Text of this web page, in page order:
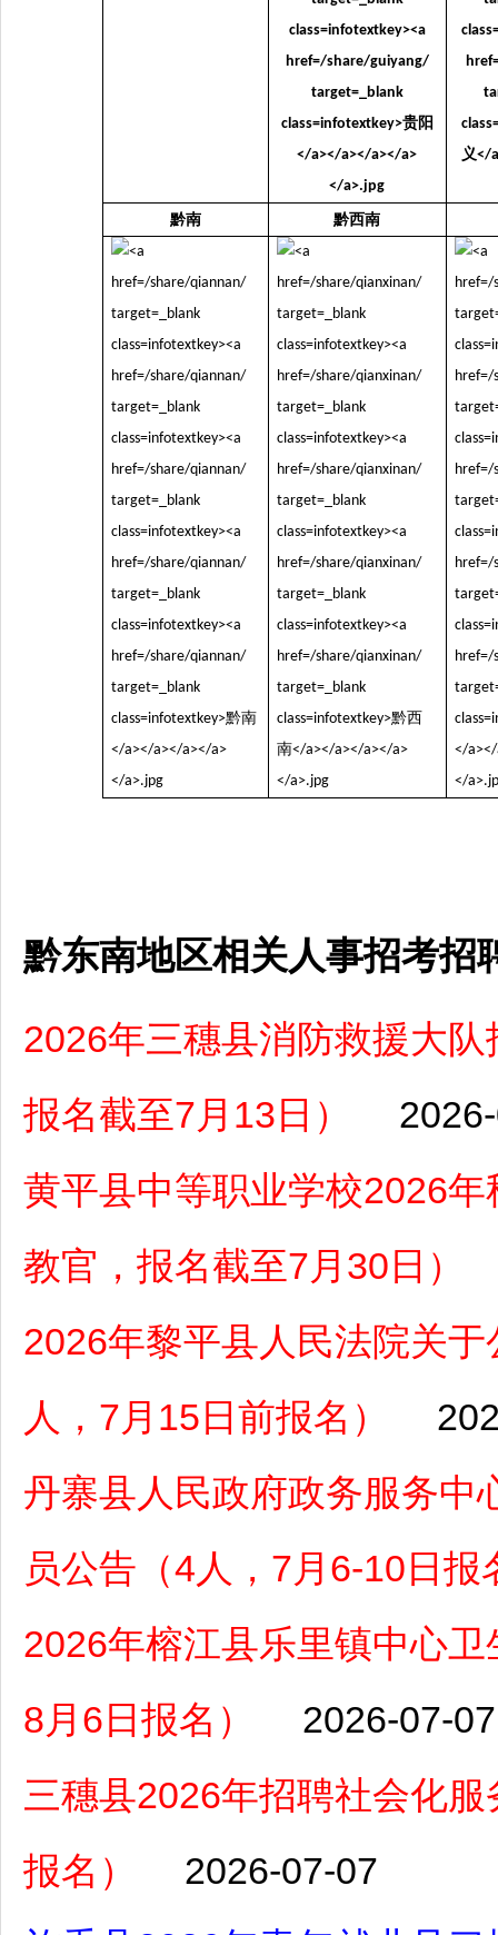
黔南 黔西南
黔东南地区相关人事招考招
2026年三穗县消防救援大
报名截至7月13日）
黄平县中等职业学校2026
教官，报名截至7月30日）
2026年黎平县人民法院关
人，7月15日前报名）
丹寨县人民政府政务服务中
员公告（4人，7月6-10日报
2026年榕江县乐里镇中心
8月6日报名）
2026-07-07
三穗县2026年招聘社会化
报名）
2026-07-07